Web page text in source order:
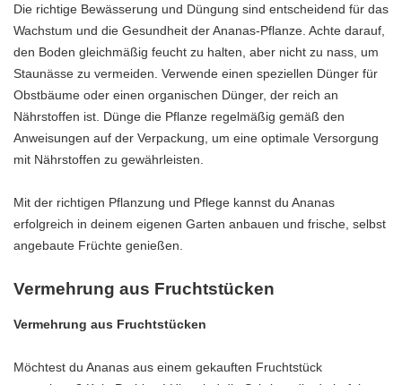
Die richtige Bewässerung und Düngung sind entscheidend für das
Wachstum und die Gesundheit der Ananas-Pflanze. Achte darauf,
den Boden gleichmäßig feucht zu halten, aber nicht zu nass, um
Staunässe zu vermeiden. Verwende einen speziellen Dünger für
Obstbäume oder einen organischen Dünger, der reich an
Nährstoffen ist. Dünge die Pflanze regelmäßig gemäß den
Anweisungen auf der Verpackung, um eine optimale Versorgung
mit Nährstoffen zu gewährleisten.
Mit der richtigen Pflanzung und Pflege kannst du Ananas
erfolgreich in deinem eigenen Garten anbauen und frische, selbst
angebaute Früchte genießen.
Vermehrung aus Fruchtstücken
Vermehrung aus Fruchtstücken
Möchtest du Ananas aus einem gekauften Fruchtstück